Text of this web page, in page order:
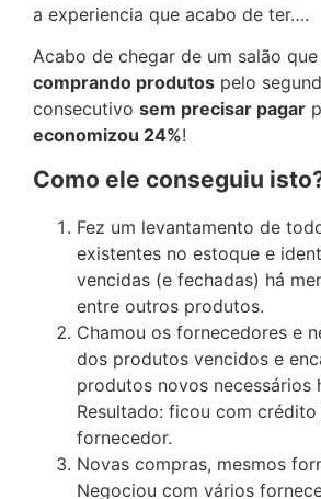
a experiencia que acabo de ter….
Acabo de chegar de um salão
comprando produtos pelo
consecutivo sem precisar pagar
economizou 24%!
Como ele conseguiu
Fez um levantamento de
existentes no estoque e
vencidas (e fechadas) há
entre outros produtos.
Chamou os fornecedores e
dos produtos vencidos e
produtos novos necessários
Resultado: ficou com
fornecedor.
Novas compras, mesmos
Negociou com vários